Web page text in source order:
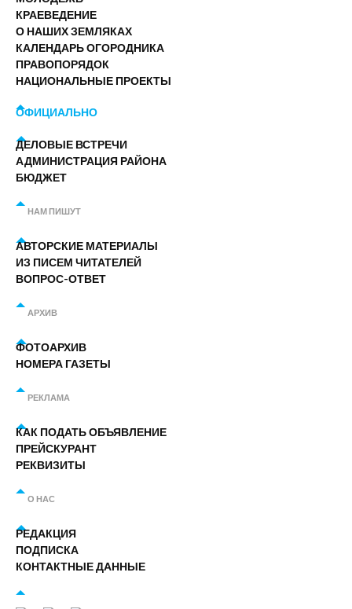
КРАЕВЕДЕНИЕ
О НАШИХ ЗЕМЛЯКАХ
КАЛЕНДАРЬ ОГОРОДНИКА
ПРАВОПОРЯДОК
НАЦИОНАЛЬНЫЕ ПРОЕКТЫ
ОФИЦИАЛЬНО
ДЕЛОВЫЕ ВСТРЕЧИ
АДМИНИСТРАЦИЯ РАЙОНА
БЮДЖЕТ
НАМ ПИШУТ
АВТОРСКИЕ МАТЕРИАЛЫ
ИЗ ПИСЕМ ЧИТАТЕЛЕЙ
ВОПРОС-ОТВЕТ
АРХИВ
ФОТОАРХИВ
НОМЕРА ГАЗЕТЫ
РЕКЛАМА
КАК ПОДАТЬ ОБЪЯВЛЕНИЕ
ПРЕЙСКУРАНТ
РЕКВИЗИТЫ
О НАС
РЕДАКЦИЯ
ПОДПИСКА
КОНТАКТНЫЕ ДАННЫЕ